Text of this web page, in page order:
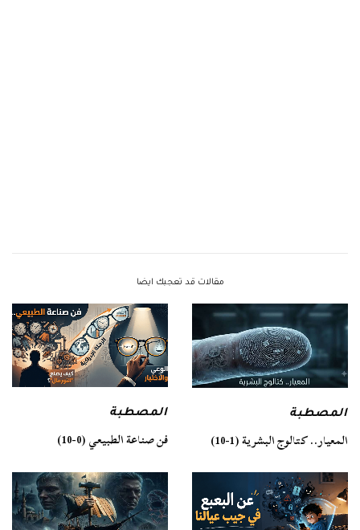
مقالات قد تعجبك ايضا
المصطبة
المعيار.. كتالوج البشرية (1-10)
المصطبة
فن صناعة الطبيعي (0-10)